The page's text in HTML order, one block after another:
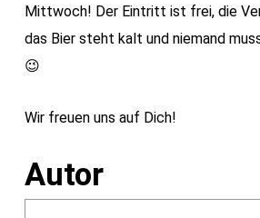
Mittwoch! Der Eintritt ist frei, die
das Bier steht kalt und niemand
😉
Wir freuen uns auf Dich!
Autor